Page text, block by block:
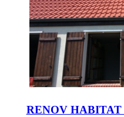
RENOV HABITAT